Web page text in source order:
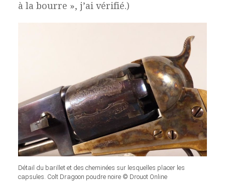
à la bourre », j’ai vérifié.)
Détail du barillet et des cheminées sur lesquelles placer les
capsules. Colt Dragoon poudre noire © Drouot Online